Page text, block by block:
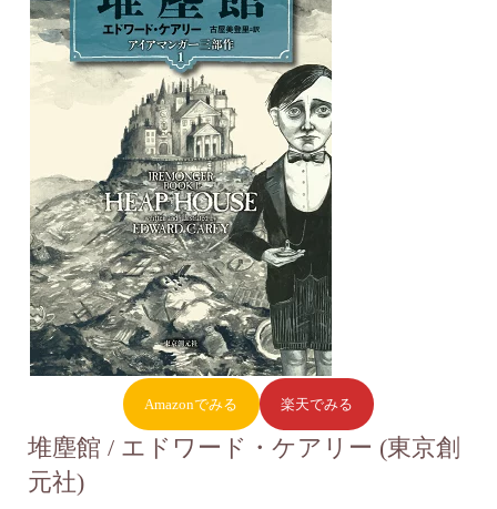
Amazonでみる 楽天でみる
堆塵館 / エドワード・ケアリー (東京創
元社)